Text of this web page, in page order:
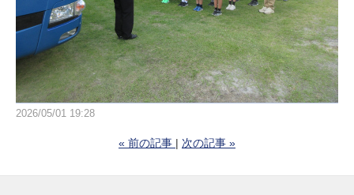
2026/05/01 19:28
« 前の記事 次の記事 »